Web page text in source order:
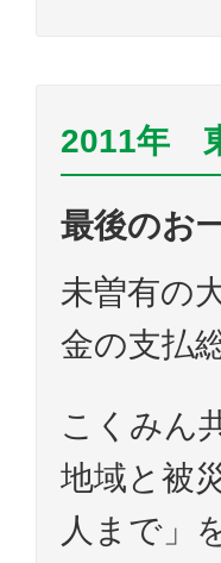
2011年
最後のお
未曽有の
金の支払
こくみん
地域と被
人まで」